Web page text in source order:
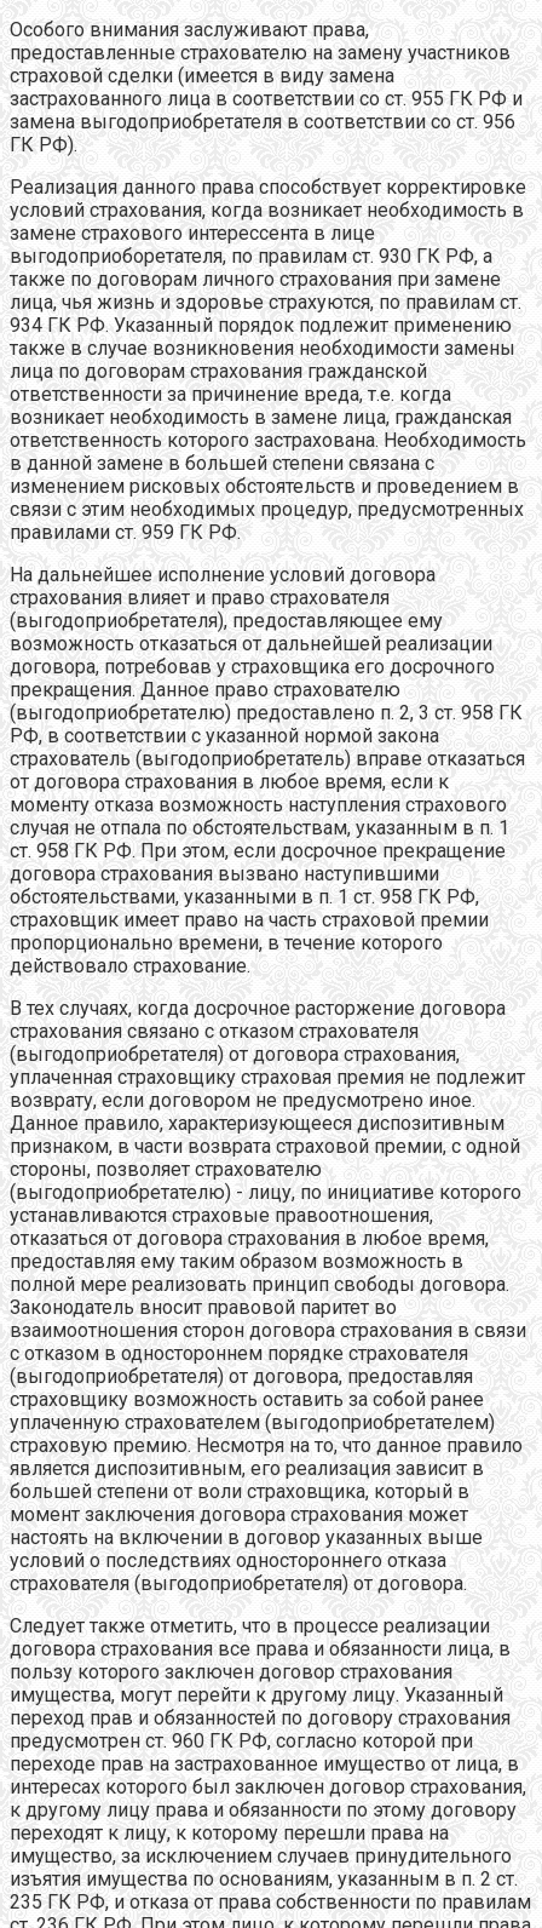
Особого внимания заслуживают права,
предоставленные страхователю на замену участников
страховой сделки (имеется в виду замена
застрахованного лица в соответствии со ст. 955 ГК РФ и
замена выгодоприобретателя в соответствии со ст. 956
ГК РФ).
Реализация данного права способствует корректировке
условий страхования, когда возникает необходимость в
замене страхового интерессента в лице
выгодоприоборетателя, по правилам ст. 930 ГК РФ, а
также по договорам личного страхования при замене
лица, чья жизнь и здоровье страхуются, по правилам ст.
934 ГК РФ. Указанный порядок подлежит применению
также в случае возникновения необходимости замены
лица по договорам страхования гражданской
ответственности за причинение вреда, т.е. когда
возникает необходимость в замене лица, гражданская
ответственность которого застрахована. Необходимость
в данной замене в большей степени связана с
изменением рисковых обстоятельств и проведением в
связи с этим необходимых процедур, предусмотренных
правилами ст. 959 ГК РФ.
На дальнейшее исполнение условий договора
страхования влияет и право страхователя
(выгодоприобретателя), предоставляющее ему
возможность отказаться от дальнейшей реализации
договора, потребовав у страховщика его досрочного
прекращения. Данное право страхователю
(выгодоприобретателю) предоставлено п. 2, 3 ст. 958 ГК
РФ, в соответствии с указанной нормой закона
страхователь (выгодоприобретатель) вправе отказаться
от договора страхования в любое время, если к
моменту отказа возможность наступления страхового
случая не отпала по обстоятельствам, указанным в п. 1
ст. 958 ГК РФ. При этом, если досрочное прекращение
договора страхования вызвано наступившими
обстоятельствами, указанными в п. 1 ст. 958 ГК РФ,
страховщик имеет право на часть страховой премии
пропорционально времени, в течение которого
действовало страхование.
В тех случаях, когда досрочное расторжение договора
страхования связано с отказом страхователя
(выгодоприобретателя) от договора страхования,
уплаченная страховщику страховая премия не подлежит
возврату, если договором не предусмотрено иное.
Данное правило, характеризующееся диспозитивным
признаком, в части возврата страховой премии, с одной
стороны, позволяет страхователю
(выгодоприобретателю) - лицу, по инициативе которого
устанавливаются страховые правоотношения,
отказаться от договора страхования в любое время,
предоставляя ему таким образом возможность в
полной мере реализовать принцип свободы договора.
Законодатель вносит правовой паритет во
взаимоотношения сторон договора страхования в связи
с отказом в одностороннем порядке страхователя
(выгодоприобретателя) от договора, предоставляя
страховщику возможность оставить за собой ранее
уплаченную страхователем (выгодоприобретателем)
страховую премию. Несмотря на то, что данное правило
является диспозитивным, его реализация зависит в
большей степени от воли страховщика, который в
момент заключения договора страхования может
настоять на включении в договор указанных выше
условий о последствиях одностороннего отказа
страхователя (выгодоприобретателя) от договора.
Следует также отметить, что в процессе реализации
договора страхования все права и обязанности лица, в
пользу которого заключен договор страхования
имущества, могут перейти к другому лицу. Указанный
переход прав и обязанностей по договору страхования
предусмотрен ст. 960 ГК РФ, согласно которой при
переходе прав на застрахованное имущество от лица, в
интересах которого был заключен договор страхования,
к другому лицу права и обязанности по этому договору
переходят к лицу, к которому перешли права на
имущество, за исключением случаев принудительного
изъятия имущества по основаниям, указанным в п. 2 ст.
235 ГК РФ, и отказа от права собственности по правилам